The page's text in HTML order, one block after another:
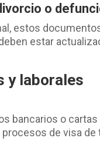
o
estos
estar
y laborales
bancarios o
de visa de